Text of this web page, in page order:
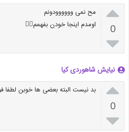

0

مح نمی وووووودونم
اومدم اینجا خودن بفهمم😶‍🌫️
نیایش شاهوردی کیا

0

بد نیست البته بعضی ها خوبن